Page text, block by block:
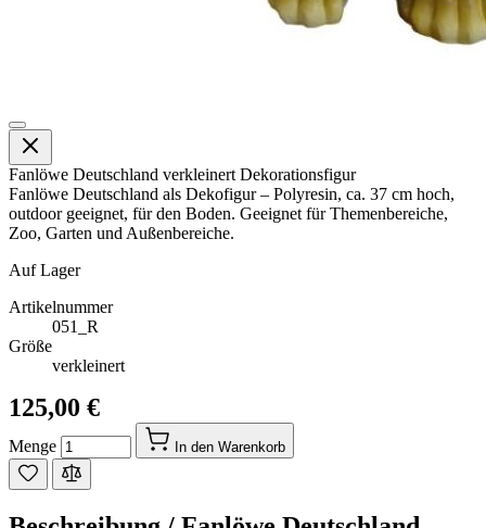
Fanlöwe Deutschland verkleinert Dekorationsfigur
Fanlöwe Deutschland als Dekofigur – Polyresin, ca. 37 cm hoch,
outdoor geeignet, für den Boden. Geeignet für Themenbereiche,
Zoo, Garten und Außenbereiche.
Auf Lager
Artikelnummer
051_R
Größe
verkleinert
125,00 €
Menge In den Warenkorb